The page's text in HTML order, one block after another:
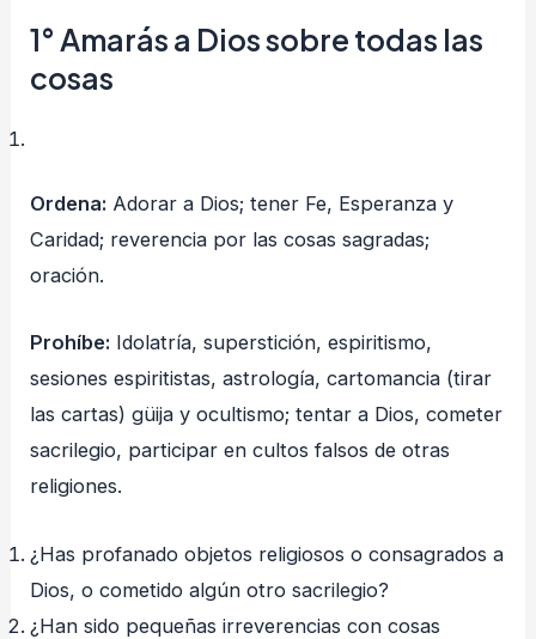
1°Amarás a Dios sobre todas las
cosas
Ordena: Adorar a Dios; tener Fe, Esperanza y
Caridad; reverencia por las cosas sagradas;
oración.
Prohíbe: Idolatría, superstición, espiritismo,
sesiones espiritistas, astrología, cartomancia (tirar
las cartas) güija y ocultismo; tentar a Dios, cometer
sacrilegio, participar en cultos falsos de otras
religiones.
¿Has profanado objetos religiosos o consagrados a
Dios, o cometido algún otro sacrilegio?
¿Han sido pequeñas irreverencias con cosas